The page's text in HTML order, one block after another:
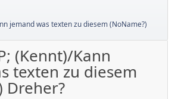
jemand was texten zu diesem (NoName?)
(Kennt)/Kann
texten zu diesem
Dreher?